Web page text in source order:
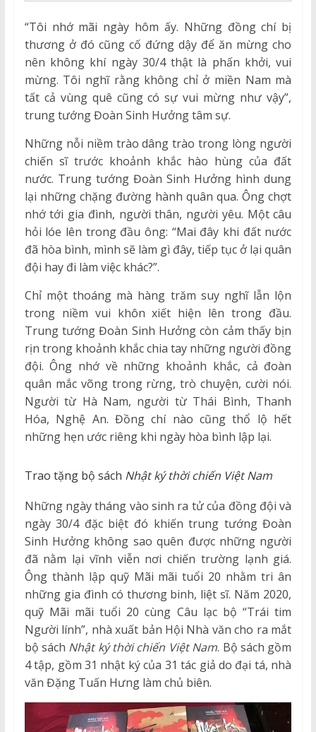
“Tôi nhớ mãi ngày hôm ấy. Những đồng chí bị
thương ở đó cũng cố đứng dậy để ăn mừng cho
nên không khí ngày 30/4 thật là phấn khởi, vui
mừng. Tôi nghĩ rằng không chỉ ở miền Nam mà
tất cả vùng quê cũng có sự vui mừng như vậy”,
trung tướng Đoàn Sinh Hưởng tâm sự.
Những nỗi niềm trào dâng trào trong lòng người
chiến sĩ trước khoảnh khắc hào hùng của đất
nước. Trung tướng Đoàn Sinh Hưởng hình dung
lại những chặng đường hành quân qua. Ông chợt
nhớ tới gia đình, người thân, người yêu. Một câu
hỏi lóe lên trong đầu ông: “Mai đây khi đất nước
đã hòa bình, mình sẽ làm gì đây, tiếp tục ở lại quân
đội hay đi làm việc khác?”.
Chỉ một thoáng mà hàng trăm suy nghĩ lẫn lộn
trong niềm vui khôn xiết hiện lên trong đầu.
Trung tướng Đoàn Sinh Hưởng còn cảm thấy bịn
rịn trong khoảnh khắc chia tay những người đồng
đội. Ông nhớ về những khoảnh khắc, cả đoàn
quân mắc võng trong rừng, trò chuyện, cười nói.
Người từ Hà Nam, người từ Thái Bình, Thanh
Hóa, Nghệ An. Đồng chí nào cũng thổ lộ hết
những hẹn ước riêng khi ngày hòa bình lập lại.
Trao tặng bộ sách Nhật ký thời chiến Việt Nam
Những ngày tháng vào sinh ra tử của đồng đội và
ngày 30/4 đặc biệt đó khiến trung tướng Đoàn
Sinh Hưởng không sao quên được những người
đã nằm lại vĩnh viễn nơi chiến trường lạnh giá.
Ông thành lập quỹ Mãi mãi tuổi 20 nhằm tri ân
những gia đình có thương binh, liệt sĩ. Năm 2020,
quỹ Mãi mãi tuổi 20 cùng Câu lạc bộ “Trái tim
Người lính”, nhà xuất bản Hội Nhà văn cho ra mắt
bộ sách Nhật ký thời chiến Việt Nam. Bộ sách gồm
4 tập, gồm 31 nhật ký của 31 tác giả do đại tá, nhà
văn Đặng Tuấn Hưng làm chủ biên.